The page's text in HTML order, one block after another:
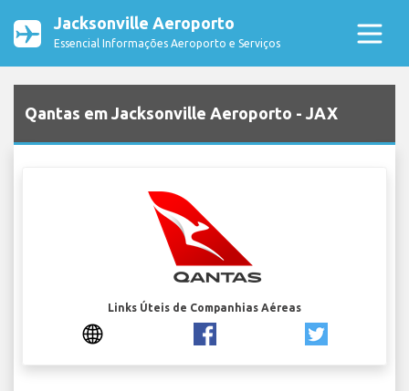
Jacksonville Aeroporto
Essencial Informações Aeroporto e Serviços
Qantas em Jacksonville Aeroporto - JAX
Links Úteis de Companhias Aéreas